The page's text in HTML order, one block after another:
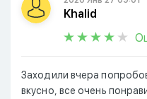
Khalid
Заходили вчера
вкусно, все очень